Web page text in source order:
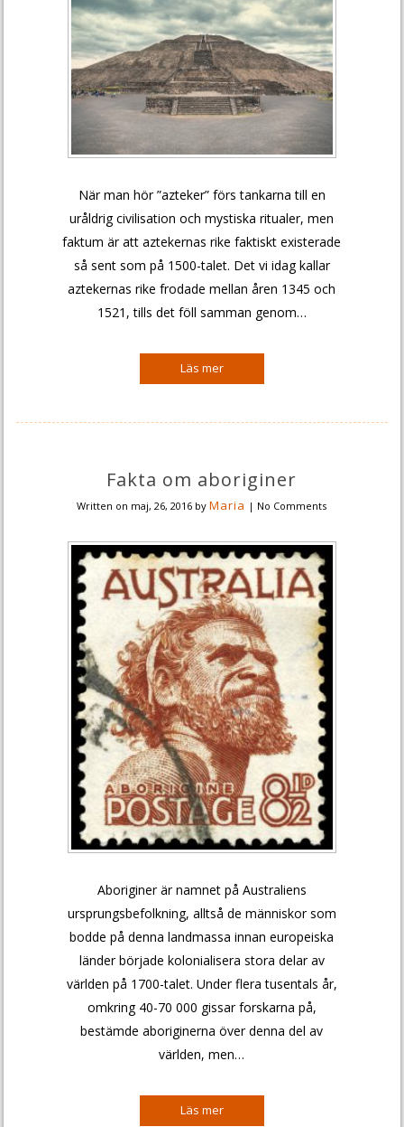
När man hör ”azteker” förs tankarna till en
uråldrig civilisation och mystiska ritualer, men
faktum är att aztekernas rike faktiskt existerade
så sent som på 1500-talet. Det vi idag kallar
aztekernas rike frodade mellan åren 1345 och
1521, tills det föll samman genom…
Fakta om aboriginer
Written on maj, 26, 2016 byMaria | No Comments
Aboriginer är namnet på Australiens
ursprungsbefolkning, alltså de människor som
bodde på denna landmassa innan europeiska
länder började kolonialisera stora delar av
världen på 1700-talet. Under flera tusentals år,
omkring 40-70 000 gissar forskarna på,
bestämde aboriginerna över denna del av
världen, men…